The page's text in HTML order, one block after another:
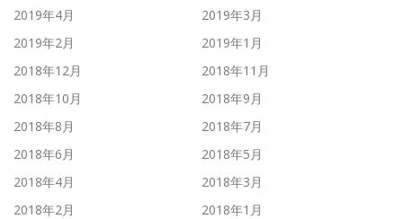
2019年4月
2019年3月
2019年2月
2019年1月
2018年12月
2018年11月
2018年10月
2018年9月
2018年8月
2018年7月
2018年6月
2018年5月
2018年4月
2018年3月
2018年2月
2018年1月